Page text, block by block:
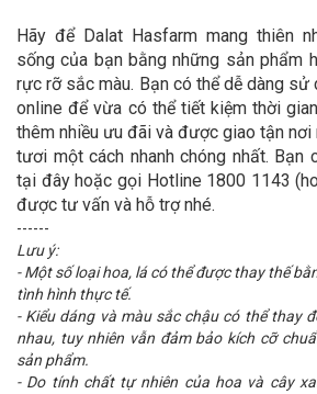
Hãy để Dalat Hasfarm mang thiên
sống của bạn bằng những sản phẩm
rực rỡ sắc màu. Bạn có thể dễ dàng
online để vừa có thể tiết kiệm thời
thêm nhiều ưu đãi và được giao tận nơi
tươi một cách nhanh chóng nhất. Bạn
tại đây hoặc gọi Hotline 1800 1143
được tư vấn và hỗ trợ nhé.
------
Lưu ý:
- Một số loại hoa, lá có thể được thay thế
tình hình thực tế.
- Kiểu dáng và màu sắc chậu có thể thay
nhau, tuy nhiên vẫn đảm bảo kích cỡ
sản phẩm.
- Do tính chất tự nhiên của hoa và cây